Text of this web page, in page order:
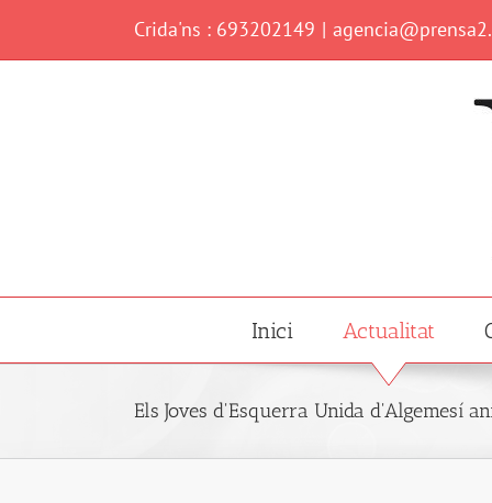
content
Crida'ns : 693202149 |
Inici Actualitat
Els Joves d'Esquerra Unida d'Algemesí